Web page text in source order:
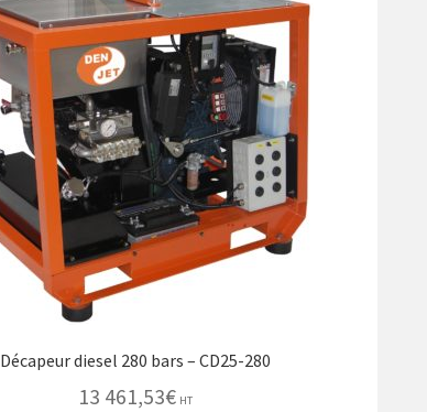
Décapeur diesel 280 bars – CD25-280
13 461,53€ HT